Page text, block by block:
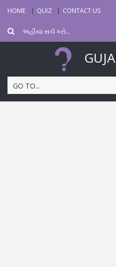
HOME QUIZ CONTACT US
GO TO...